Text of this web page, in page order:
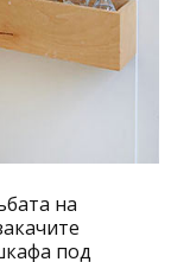
на
под